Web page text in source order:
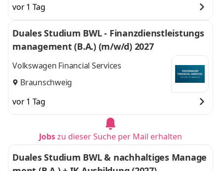
vor 1 Tag
Duales Studium BWL - Finanzdienstleistungs
management (B.A.) (m/w/d) 2027
Volkswagen Financial Services
Braunschweig
vor 1 Tag
Jobszu dieser Suche per Mail erhalten
Duales Studium BWL & nachhaltiges Manage